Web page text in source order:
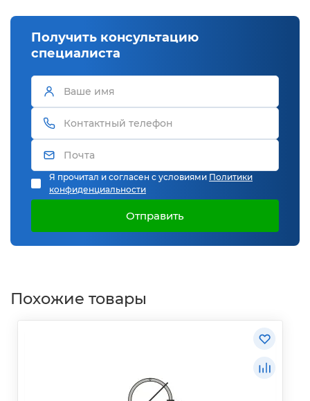
Получить консультацию
специалиста
Я прочитал и согласен с условиями Политики
конфиденциальности
Отправить
Похожие товары